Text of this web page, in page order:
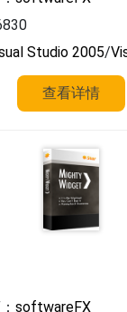
Studio 2005/
查看详情
softwareFX